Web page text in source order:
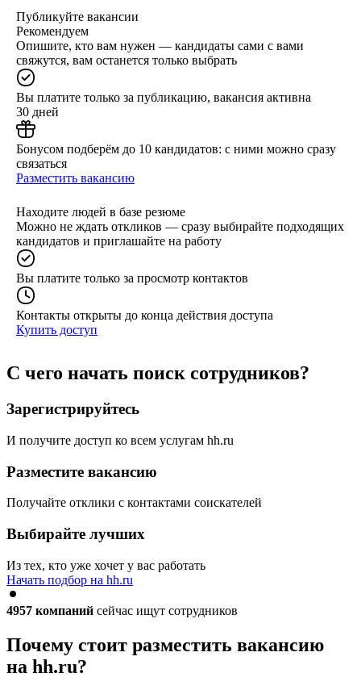
Публикуйте вакансии
Рекомендуем
Опишите, кто вам нужен — кандидаты сами с вами
свяжутся, вам останется только выбрать
Вы платите только за публикацию, вакансия активна
30 дней
Бонусом подберём до 10 кандидатов: с ними можно сразу
связаться
Разместить вакансию
Находите людей в базе резюме
Можно не ждать откликов — сразу выбирайте подходящих
кандидатов и приглашайте на работу
Вы платите только за просмотр контактов
Контакты открыты до конца действия доступа
Купить доступ
С чего начать поиск сотрудников?
Зарегистрируйтесь
И получите доступ ко всем услугам hh.ru
Разместите вакансию
Получайте отклики с контактами соискателей
Выбирайте лучших
Из тех, кто уже хочет у вас работать
Начать подбор на hh.ru
4957 компаний сейчас ищут сотрудников
Почему стоит разместить вакансию
на hh.ru?